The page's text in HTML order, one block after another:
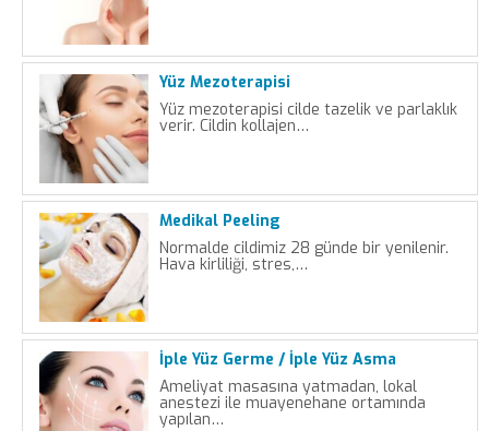
Yüz Mezoterapisi
Yüz mezoterapisi cilde tazelik ve parlaklık
verir. Cildin kollajen…
Medikal Peeling
Normalde cildimiz 28 günde bir yenilenir.
Hava kirliliği, stres,…
İple Yüz Germe / İple Yüz Asma
Ameliyat masasına yatmadan, lokal
anestezi ile muayenehane ortamında
yapılan…